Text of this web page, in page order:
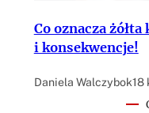
Co oznacza
i konsekwencje!
Daniela Walczybok18